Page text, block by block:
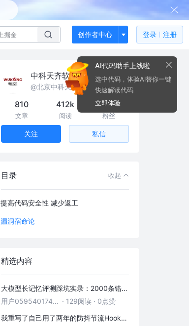
创作者中心 登录 注册
中科天齐软件安全中心
@北京中科天齐信息技术有限公司
810
文章
412k
阅读
29
粉丝
关注 私信
目录 收起
提高代码安全性 减少返工
漏洞宿命论
精选内容
大模型长记忆评测踩坑实录：2000条错位记忆，让我排查了整整3小时
用户05954017446 · 129阅读 · 0点赞
我重写了自己用了两年的防抖节流Hook——发现里面藏着3个隐藏bug
AI代码助手上线啦
选中代码，体验AI替你一键
快速解读代码
立即体验